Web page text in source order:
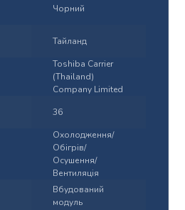
Чорний
Тайланд
Toshiba Carrier
(Thailand)
Company Limited
36
Охолодження/
Обігрів/
Осушення/
Вентиляція
Вбудований
модуль